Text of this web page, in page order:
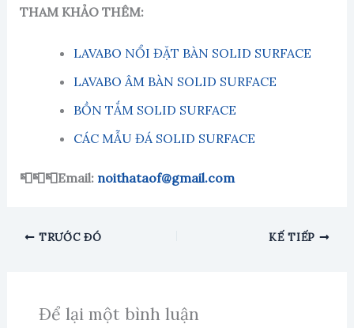
THAM KHẢO THÊM:
LAVABO NỔI ĐẶT BÀN SOLID SURFACE
LAVABO ÂM BÀN SOLID SURFACE
BỒN TẮM SOLID SURFACE
CÁC MẪU ĐÁ SOLID SURFACE
📮📮📮Email: noithataof@gmail.com
TRƯỚC ĐÓ KẾ TIẾP
Để lại một bình luận